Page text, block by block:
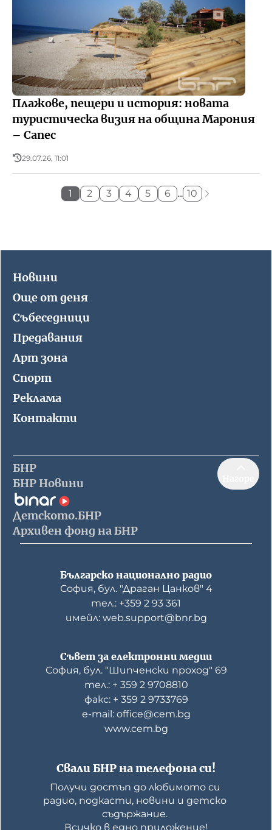
Плажове, пещери и история: новата
туристическа визия на община Марония
– Сапес
29.07.26, 11:01
1 2 3 4 5 6 ... 10
Новини
Още от деня
Събеседници
Предавания
Арт зона
Спорт
Реклама
Контакти
БНР
БНР Новини
Детското.БНР
Архивен фонд на БНР
Българско национално радио
София, бул. "Драган Цанков" 4
тел.: +359 2 93 361
имейл: web.support@bnr.bg
Свали БНР на телефона си!
Получи достъп до любимото си
радио, подкасти, новини и детско
съдържание.
Всичко в едно приложение!
Съвет за електронни медии
София, бул. "Шипченски проход" 69
тел.: + 359 2 9708810
факс: + 359 2 9733769
е-mail: office@cem.bg
www.cem.bg